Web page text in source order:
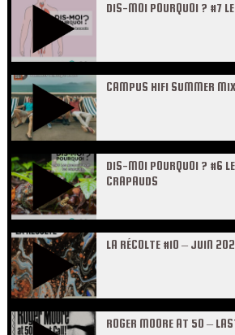
DIS-MOI POURQUOI ? #7
CAMPUS HIFI SUMMER
DIS-MOI POURQUOI ? #6
CRAPAUDS
LA RÉCOLTE #10 – JUIN
ROGER MOORE AT 50 –